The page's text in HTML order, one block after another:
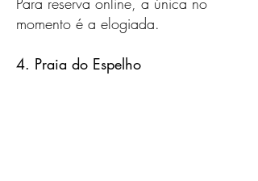
momento é a elogiada.
4. Praia do Espelho